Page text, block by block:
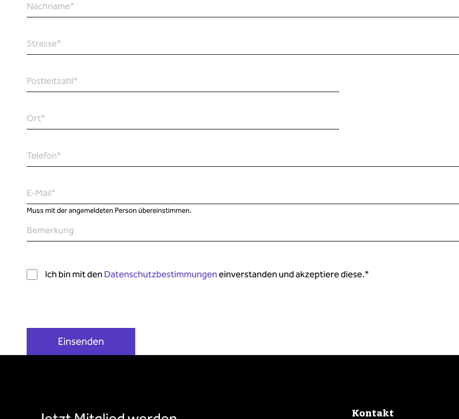
Nachname*
Strasse*
Postleitzahl*
Ort*
Telefon*
E-Mail*
Muss mit der angemeldeten Person übereinstimmen.
Bemerkung
Ich bin mit den Datenschutzbestimmungeneinverstanden und akzeptiere diese.*
Kontakt